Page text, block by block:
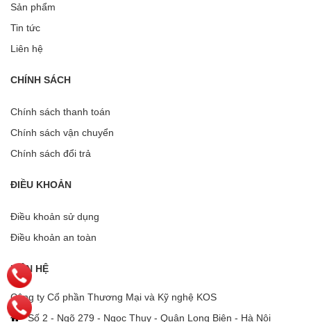
Sản phẩm
Tin tức
Liên hệ
CHÍNH SÁCH
Chính sách thanh toán
Chính sách vận chuyển
Chính sách đổi trả
ĐIỀU KHOẢN
Điều khoản sử dụng
Điều khoản an toàn
LIÊN HỆ
Công ty Cổ phần Thương Mại và Kỹ nghệ KOS
Số 2 - Ngõ 279 - Ngọc Thụy - Quận Long Biên - Hà Nội